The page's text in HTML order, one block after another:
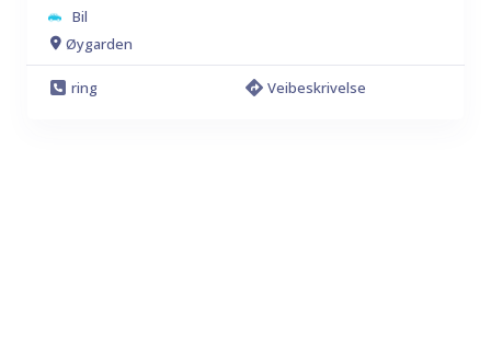
Bil
Øygarden
ring Veibeskrivelse